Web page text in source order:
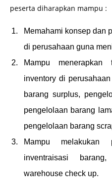
peserta diharapkan mampu :
Memahami konsep dan
di perusahaan guna
Mampu menerapkan
inventory di
barang surplus,
pengelolaan barang
pengelolaan barang
Mampu melakukan
inventraisasi
warehouse check up.